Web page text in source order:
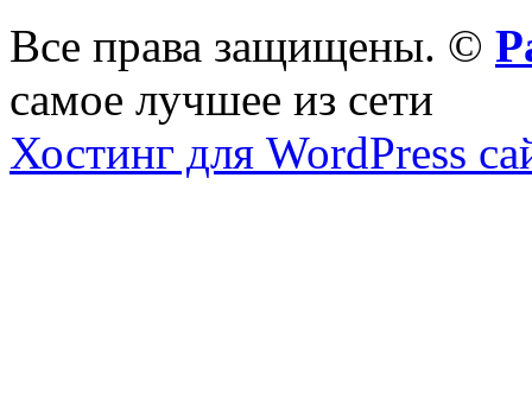
Все права защищены. ©
самое лучшее из сети
Хостинг для WordPress